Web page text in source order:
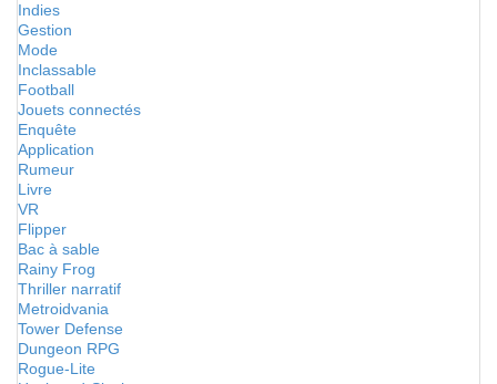
Indies
Gestion
Mode
Inclassable
Football
Jouets connectés
Enquête
Application
Rumeur
Livre
VR
Flipper
Bac à sable
Rainy Frog
Thriller narratif
Metroidvania
Tower Defense
Dungeon RPG
Rogue-Lite